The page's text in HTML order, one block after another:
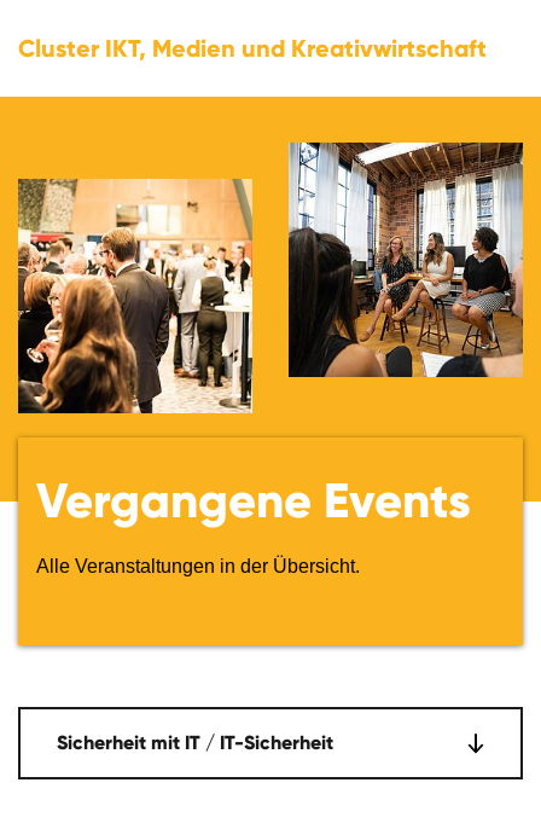
Cluster IKT, Medien und Kreativwirtschaft
Vergangene Events
Alle Veranstaltungen in der Übersicht.
Sicherheit mit IT / IT-Sicherheit